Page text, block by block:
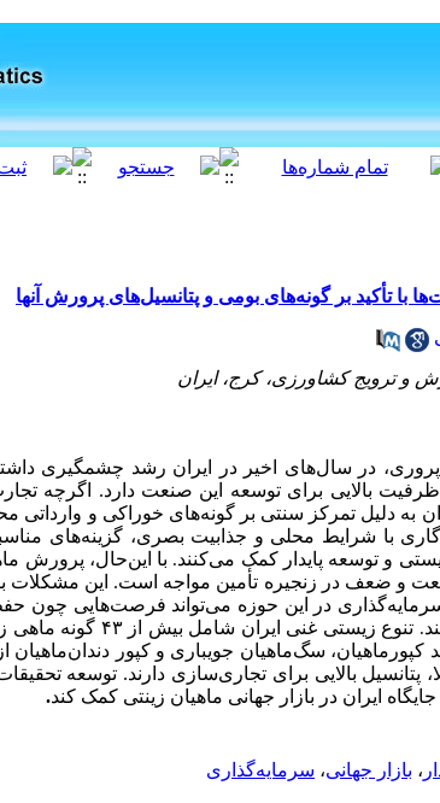
تأکید بر گونه‌های بومی و پتانسیل‌های پرورش آنها
و ترویج کشاورزی، کرج، ایران
در سال‌های اخیر در ایران رشد چشمگیری
ظرفیت بالایی برای توسعه این صنعت دارد. اگرچه
اما سهم ایران به دلیل تمرکز سنتی بر گونه‌های خوراکی و
با شرایط محلی و جذابیت بصری، گزینه‌های
و توسعه پایدار کمک می‌کنند. با این‌حال، پرورش
و ضعف در زنجیره تأمین مواجه است. این
در این حوزه می‌تواند فرصت‌هایی چون
.
تنوع زیستی غنی ایران
سگ‌ماهیان جویباری و کپور دندان‌ماهیان
پتانسیل بالایی برای تجاری‌سازی دارند. توسعه
جایگاه ایران در بازار جهانی ماهیان زینتی کمک کند.
، بازار جهانی، سرمایه‌گذاری